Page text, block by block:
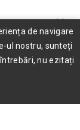
de navigare
ul nostru, sunteți
nu ezitați
